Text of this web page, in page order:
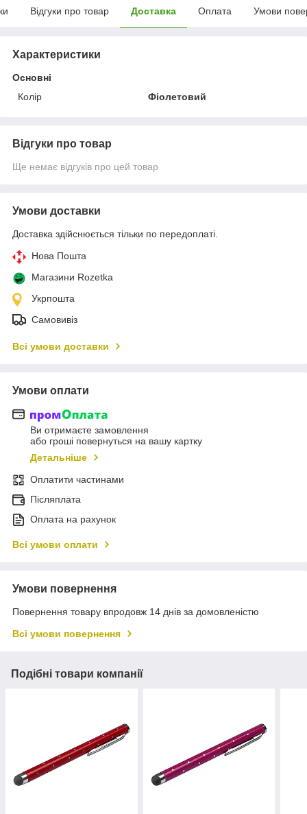
Відгуки про товар Доставка Оплата Умови
Характеристики
Основні
Колір
Фіолетовий
Відгуки про товар
Ще немає відгуків про цей товар
Умови доставки
Доставка здійснюється тільки по передоплаті.
Нова Пошта
Магазини Rozetka
Укрпошта
Самовивіз
Всі умови доставки
Умови оплати
Ви отримаєте замовлення
або гроші повернуться на вашу картку
Детальніше
Оплатити частинами
Післяплата
Оплата на рахунок
Всі умови оплати
Умови повернення
Повернення товару впродовж 14 днів за домовленістю
Всі умови повернення
Подібні товари компанії